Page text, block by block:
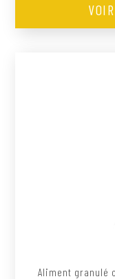
Aliment granulé